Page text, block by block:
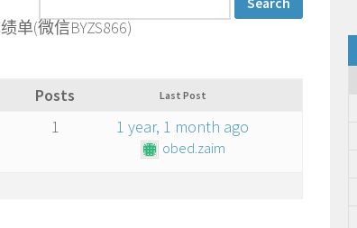
单(微信BYZS866)
Posts Last Post
1 1 year, 1 month ago
obed.zaim